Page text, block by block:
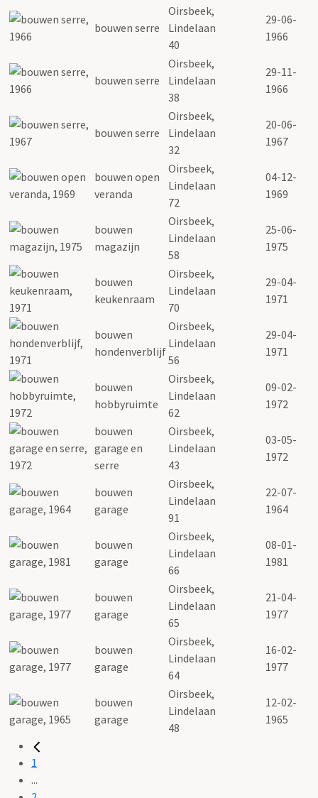
bouwen serre
Oirsbeek,
Lindelaan
40
29-06-
1966
bouwen serre
Oirsbeek,
Lindelaan
38
29-11-
1966
bouwen serre
Oirsbeek,
Lindelaan
32
20-06-
1967
bouwen open
veranda
Oirsbeek,
Lindelaan
72
04-12-
1969
bouwen
magazijn
Oirsbeek,
Lindelaan
58
25-06-
1975
bouwen
keukenraam
Oirsbeek,
Lindelaan
70
29-04-
1971
bouwen
hondenverblijf
Oirsbeek,
Lindelaan
56
29-04-
1971
bouwen
hobbyruimte
Oirsbeek,
Lindelaan
62
09-02-
1972
bouwen
garage en
serre
Oirsbeek,
Lindelaan
43
03-05-
1972
bouwen
garage
Oirsbeek,
Lindelaan
91
22-07-
1964
bouwen
garage
Oirsbeek,
Lindelaan
66
08-01-
1981
bouwen
garage
Oirsbeek,
Lindelaan
65
21-04-
1977
bouwen
garage
Oirsbeek,
Lindelaan
64
16-02-
1977
bouwen
garage
Oirsbeek,
Lindelaan
48
12-02-
1965
1
...